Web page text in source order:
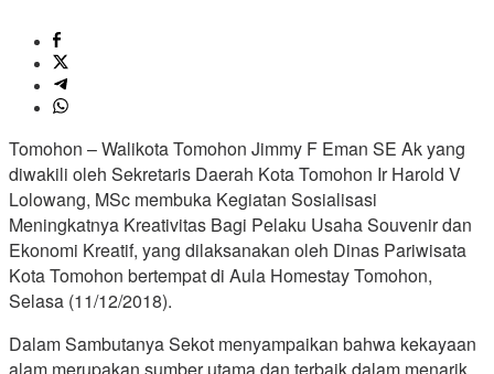
Tomohon – Walikota Tomohon Jimmy F Eman SE Ak yang
diwakili oleh Sekretaris Daerah Kota Tomohon Ir Harold V
Lolowang, MSc membuka Kegiatan Sosialisasi
Meningkatnya Kreativitas Bagi Pelaku Usaha Souvenir dan
Ekonomi Kreatif, yang dilaksanakan oleh Dinas Pariwisata
Kota Tomohon bertempat di Aula Homestay Tomohon,
Selasa (11/12/2018).
Dalam Sambutanya Sekot menyampaikan bahwa kekayaan